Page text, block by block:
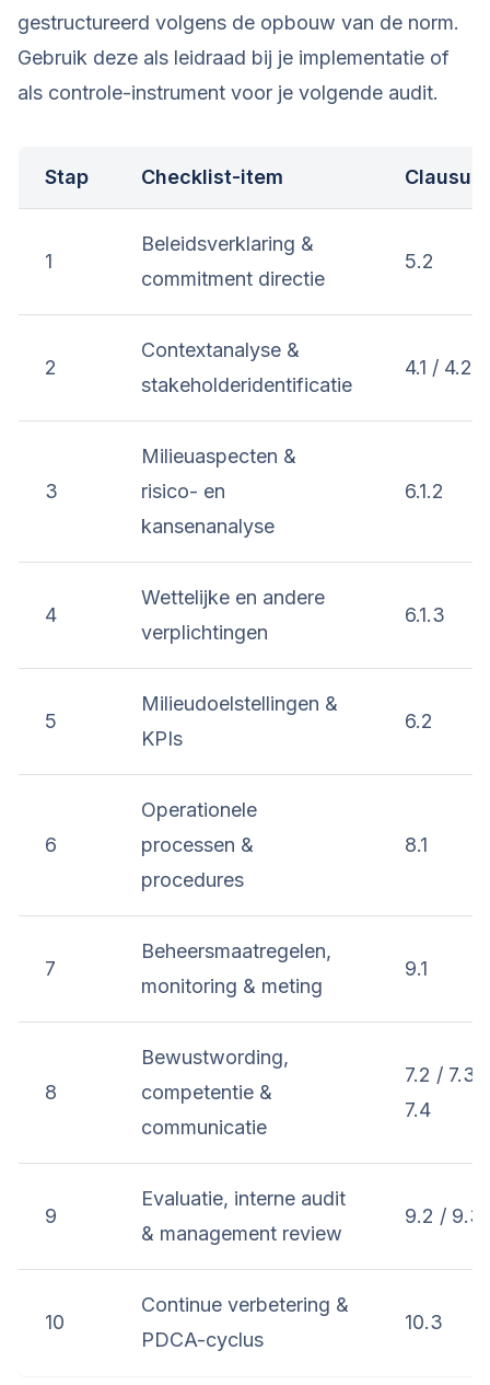
gestructureerd volgens de opbouw van de norm.
Gebruik deze als leidraad bij je implementatie of
als controle-instrument voor je volgende audit.
Stap Checklist-item Clausule
1
Beleidsverklaring &
commitment directie
5.2
2
Contextanalyse &
stakeholderidentificatie
4.1 / 4.2
3
Milieuaspecten &
risico- en
kansenanalyse
6.1.2
4
Wettelijke en andere
verplichtingen
6.1.3
5
Milieudoelstellingen &
KPIs
6.2
6
Operationele
processen &
procedures
8.1
7
Beheersmaatregelen,
monitoring & meting
9.1
8
Bewustwording,
competentie &
communicatie
7.2 / 7.3 /
7.4
9
Evaluatie, interne audit
& management review
9.2 / 9.3
10
Continue verbetering &
PDCA-cyclus
10.3